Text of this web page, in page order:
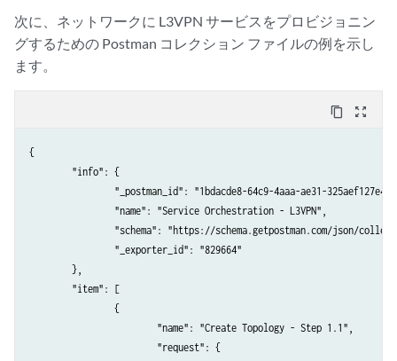
        },
        "route_reflector": {
            "clusters": [
                {
                {
                    "cluster": "192.168.2.2"
                },
                {
                    "cluster": "192.168.3.3"
                }
            ]
        }
次に、ネットワークに L3VPN サービスをプロビジョニン
グするための Postman コレクション ファイルの例を示し
ます。
content_copy zoom_out_map
{